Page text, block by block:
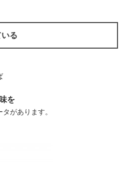
る
を
タがあります。